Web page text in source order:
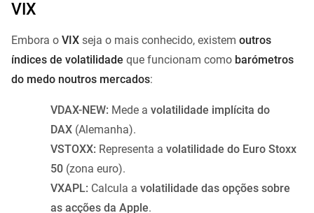
VIX
Embora o VIX seja o mais conhecido, existem outros
índices de volatilidade que funcionam como barómetros
do medo noutros mercados:
VDAX-NEW: Mede a volatilidade implícita do
DAX (Alemanha).
VSTOXX: Representa a volatilidade do Euro Stoxx
50 (zona euro).
VXAPL: Calcula a volatilidade das opções sobre
as acções da Apple.